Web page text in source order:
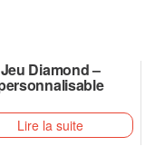
Jeu Diamond –
Lire la suite